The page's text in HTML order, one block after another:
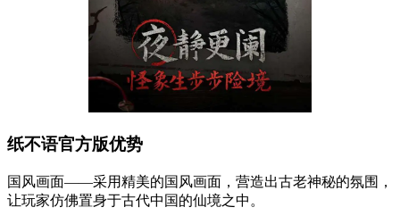
纸不语官方版优势
国风画面——采用精美的国风画面，营造出古老神秘的氛围，
让玩家仿佛置身于古代中国的仙境之中。